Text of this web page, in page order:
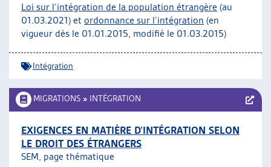
Loi sur l’intégration de la population étrangère (au
01.03.2021) et ordonnance sur l’intégration (en
vigueur dès le 01.01.2015, modifié le 01.03.2015)
Intégration
MIGRATIONS » INTÉGRATION
EXIGENCES EN MATIÈRE D’INTÉGRATION SELON
LE DROIT DES ÉTRANGERS
SEM, page thématique